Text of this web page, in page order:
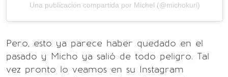
Una publicación compartida por Michel (@michokuri)
Pero, esto ya parece haber quedado en el
pasado y Micho ya salió de todo peligro. Tal
vez pronto lo veamos en su Instagram